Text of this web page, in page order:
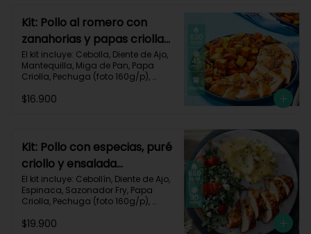
Proteínas 39g
Kit: Pollo al romero con
zanahorias y papas criollas
asadas-59
El kit incluye: Cebolla, Diente de Ajo,
Mantequilla, Miga de Pan, Papa
Criolla, Pechuga (foto 160g/p),
Impresa.
$16.900
Kit: Pollo con especias, puré
criollo y ensalada
monterey-9
El kit incluye: Cebollín, Diente de Ajo,
Espinaca, Sazonador Fry, Papa
Criolla, Pechuga (foto 160g/p),
Sour Cream, Tomate Tipo Cherry y
$19.900